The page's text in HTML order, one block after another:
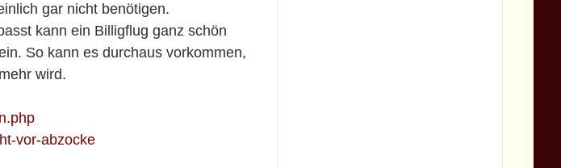
gar nicht benötigen.
kann ein Billigflug ganz schön
So kann es durchaus vorkommen,
wird.
vor-abzocke